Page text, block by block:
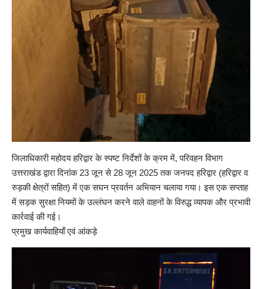
जिलाधिकारी महोदय हरिद्वार के स्पष्ट निर्देशों के क्रम में, परिवहन विभाग
उत्तराखंड द्वारा दिनांक 23 जून से 28 जून 2025 तक जनपद हरिद्वार (हरिद्वार व
रुड़की क्षेत्रों सहित) में एक सघन प्रवर्तन अभियान चलाया गया। इस एक सप्ताह
में सड़क सुरक्षा नियमों के उल्लंघन करने वाले वाहनों के विरुद्ध व्यापक और प्रभावी
कार्रवाई की गई।
प्रमुख कार्यवाहियाँ एवं आंकड़े